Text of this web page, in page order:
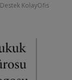
KolayOfis